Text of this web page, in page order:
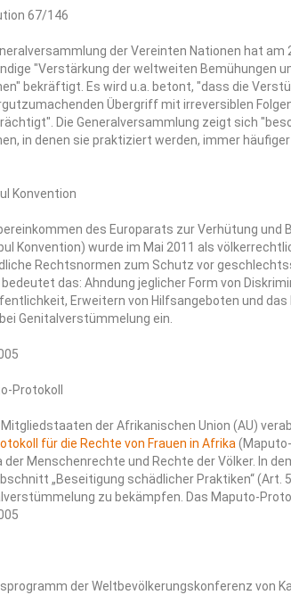
67/146
der Vereinten Nationen hat am
"Verstärkung der weltweiten Bemühungen
bekräftigt. Es wird u.a. betont, "dass die
Übergriff mit irreversiblen
Die Generalversammlung zeigt sich
in denen sie praktiziert werden, immer
Konvention
des Europarats zur Verhütung und
Konvention) wurde im Mai 2011 als
Rechtsnormen zum Schutz vor
bedeutet das: Ahndung jeglicher Form von
Erweitern von Hilfsangeboten und
Genitalverstümmelung ein.
Protokoll
Mitgliedstaaten der Afrikanischen Union (AU)
für die Rechte von Frauen in Afrika
der Menschenrechte und Rechte der Völker. In
„Beseitigung schädlicher Praktiken“
zu bekämpfen. Das Maputo-
der Weltbevölkerungskonferenz von